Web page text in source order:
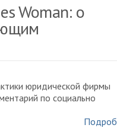
Woman: о
юридической фирмы
по социально